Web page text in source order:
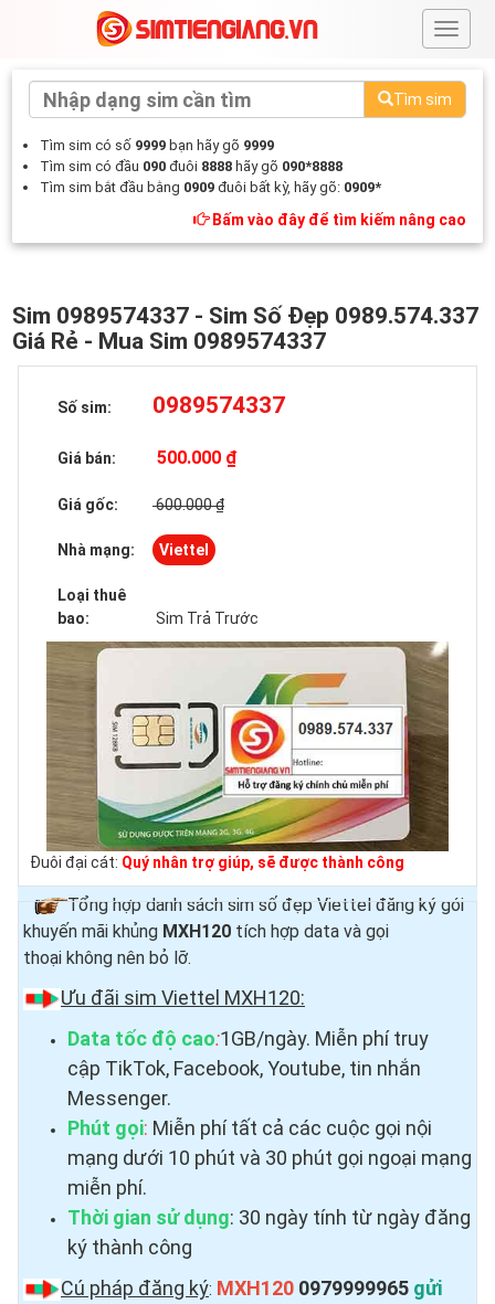
#
Tìm sim
Tìm sim có số 9999 bạn hãy gõ 9999
Tìm sim có đầu 090 đuôi 8888 hãy gõ 090*8888
Tìm sim bắt đầu bằng 0909 đuôi bất kỳ, hãy gõ: 0909*
Bấm vào đây để tìm kiếm nâng cao
Sim 0989574337 - Sim Số Đẹp 0989.574.337
Giá Rẻ - Mua Sim 0989574337
Số sim: 0989574337
Giá bán: 500.000 ₫
Giá gốc: 600.000 ₫
Nhà mạng: Viettel
Loại thuê
bao:
Sim Trả Trước
Đuôi đại cát: Quý nhân trợ giúp, sẽ được thành công
Tổng hợp danh sách sim số đẹp Viettel đăng ký gói
khuyến mãi khủng MXH120 tích hợp data và gọi
thoại không nên bỏ lỡ.
Ưu đãi sim Viettel MXH120:
Data tốc độ cao:1GB/ngày. Miễn phí truy
cập TikTok, Facebook, Youtube, tin nhắn
Messenger.
Phút gọi: Miễn phí tất cả các cuộc gọi nội
mạng dưới 10 phút và 30 phút gọi ngoại mạng
miễn phí.
Thời gian sử dụng: 30 ngày tính từ ngày đăng
ký thành công
Cú pháp đăng ký: MXH120 0979999965 gửi